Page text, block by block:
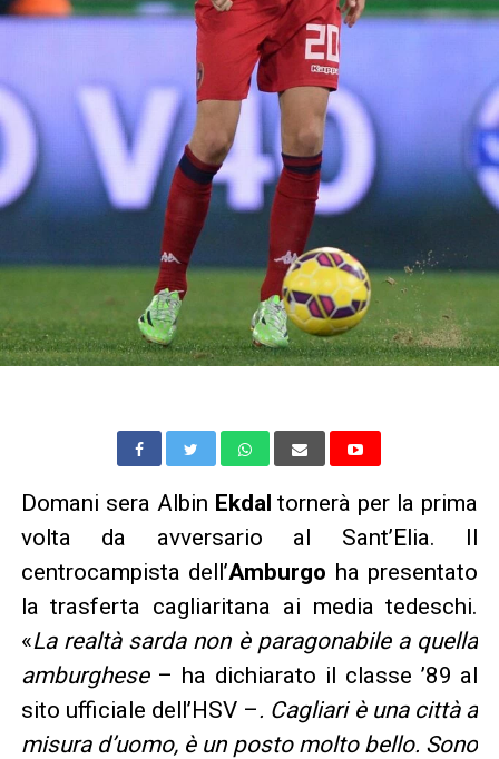
Domani sera Albin Ekdal tornerà per la prima
volta da avversario al Sant’Elia. Il
centrocampista dell’Amburgo ha presentato
la trasferta cagliaritana ai media tedeschi.
«La realtà sarda non è paragonabile a quella
amburghese– ha dichiarato il classe ’89 al
sito ufficiale dell’HSV –. Cagliari è una città a
misura d’uomo, è un posto molto bello. Sono